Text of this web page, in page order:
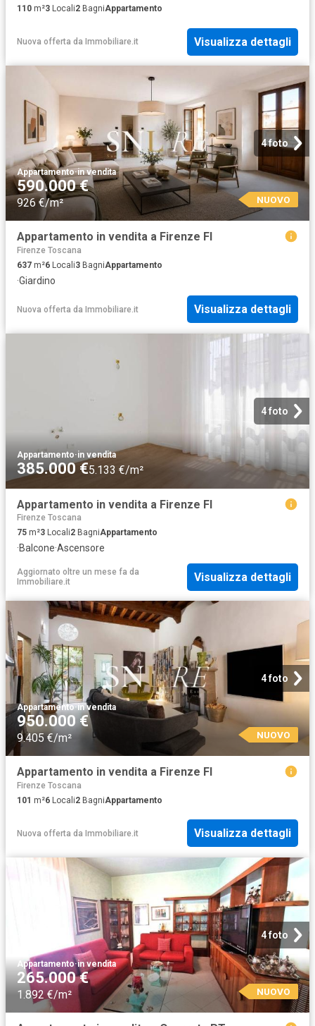
110 m²3 Locali2 BagniAppartamento
Nuova offerta da Immobiliare.it Visualizza dettagli
4 foto
Appartamento·in vendita
590.000 €
926 €/m² NUOVO
Appartamento in vendita a Firenze FI
Firenze Toscana
637 m²6 Locali3 BagniAppartamento
·Giardino
Nuova offerta da Immobiliare.it Visualizza dettagli
4 foto
Appartamento·in vendita
385.000 €5.133 €/m²
Appartamento in vendita a Firenze FI
Firenze Toscana
75 m²3 Locali2 BagniAppartamento
·Balcone·Ascensore
Aggiornato oltre un mese fa da
Immobiliare.it
Visualizza dettagli
4 foto
Appartamento·in vendita
950.000 €
9.405 €/m² NUOVO
Appartamento in vendita a Firenze FI
Firenze Toscana
101 m²6 Locali2 BagniAppartamento
Nuova offerta da Immobiliare.it Visualizza dettagli
4 foto
Appartamento·in vendita
265.000 €
1.892 €/m² NUOVO